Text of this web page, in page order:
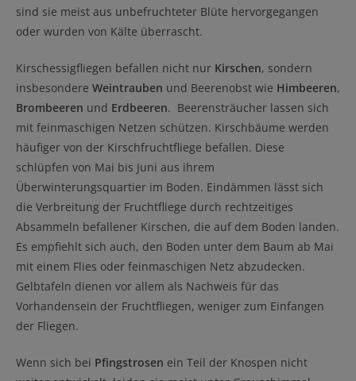
sind sie meist aus unbefruchteter Blüte hervorgegangen
oder wurden von Kälte überrascht.
Kirschessigfliegen befallen nicht nur Kirschen, sondern
insbesondere Weintrauben und Beerenobst wie Himbeeren,
Brombeeren und Erdbeeren. Beerensträucher lassen sich
mit feinmaschigen Netzen schützen. Kirschbäume werden
häufiger von der Kirschfruchtfliege befallen. Diese
schlüpfen von Mai bis Juni aus ihrem
Überwinterungsquartier im Boden. Eindämmen lässt sich
die Verbreitung der Fruchtfliege durch rechtzeitiges
Absammeln befallener Kirschen, die auf dem Boden landen.
Es empfiehlt sich auch, den Boden unter dem Baum ab Mai
mit einem Flies oder feinmaschigen Netz abzudecken.
Gelbtafeln dienen vor allem als Nachweis für das
Vorhandensein der Fruchtfliegen, weniger zum Einfangen
der Fliegen.
Wenn sich bei Pfingstrosen ein Teil der Knospen nicht